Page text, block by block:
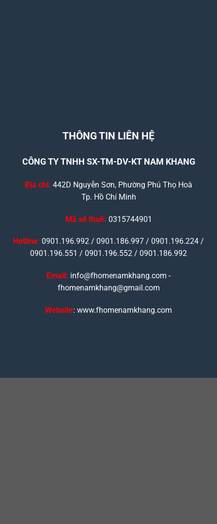
THÔNG TIN LIÊN HỆ
CÔNG TY TNHH SX-TM-DV-KT NAM KHANG
Địa chỉ: 442D Nguyễn Sơn, Phường Phú Thọ Hoà
Tp. Hồ Chí Minh
Mã số thuế: 0315744901
Hotline: 0901.196.992 / 0901.186.997 / 0901.196.224 /
0901.196.551 / 0901.196.552 / 0901.186.992
Email: info@fhomenamkhang.com -
fhomenamkhang@gmail.com
Website: www.fhomenamkhang.com